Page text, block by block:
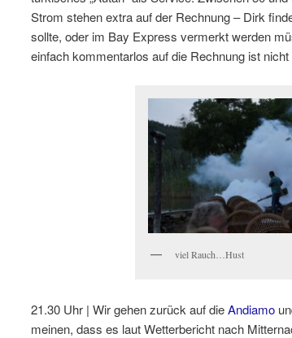
Strom stehen extra auf der Rechnung – Dirk
sollte, oder im Bay Express vermerkt werden
einfach kommentarlos auf die Rechnung ist nicht
viel Rauch…Hust
21.30 Uhr | Wir gehen zurück auf dieAndiamo
meinen, dass es laut Wetterbericht nach